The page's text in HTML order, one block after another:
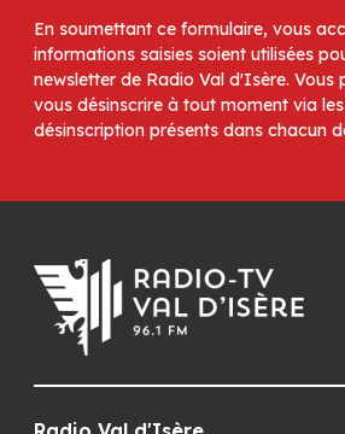
En soumettant ce formulaire, vous
informations saisies soient utilisées
newsletter de Radio Val d'Isère. Vous
vous désinscrire à tout moment via
désinscription présents dans chacun